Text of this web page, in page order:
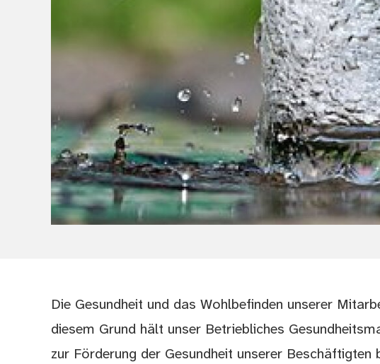
Die Gesundheit und das Wohlbefinden unserer
diesem Grund hält unser Betriebliches
zur Förderung der Gesundheit unserer Beschäftigten